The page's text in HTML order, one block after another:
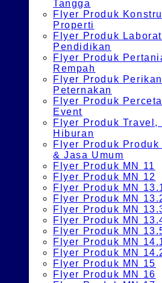
Tangga
Flyer Produk
Properti
Flyer Produk
Pendidikan
Flyer Produk
Rempah
Flyer Produk
Peternakan
Flyer Produk
Event
Flyer Produk Travel,
Hiburan
Flyer Produk
& Jasa Umum
Flyer Produk MN 11
Flyer Produk MN 12
Flyer Produk MN
Flyer Produk MN
Flyer Produk MN
Flyer Produk MN
Flyer Produk MN
Flyer Produk MN
Flyer Produk MN
Flyer Produk MN 15
Flyer Produk MN 16